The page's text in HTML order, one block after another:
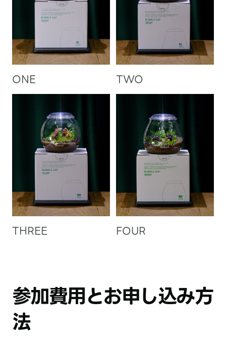
ONE TWO
THREE FOUR
参加費用とお申し込み方
法